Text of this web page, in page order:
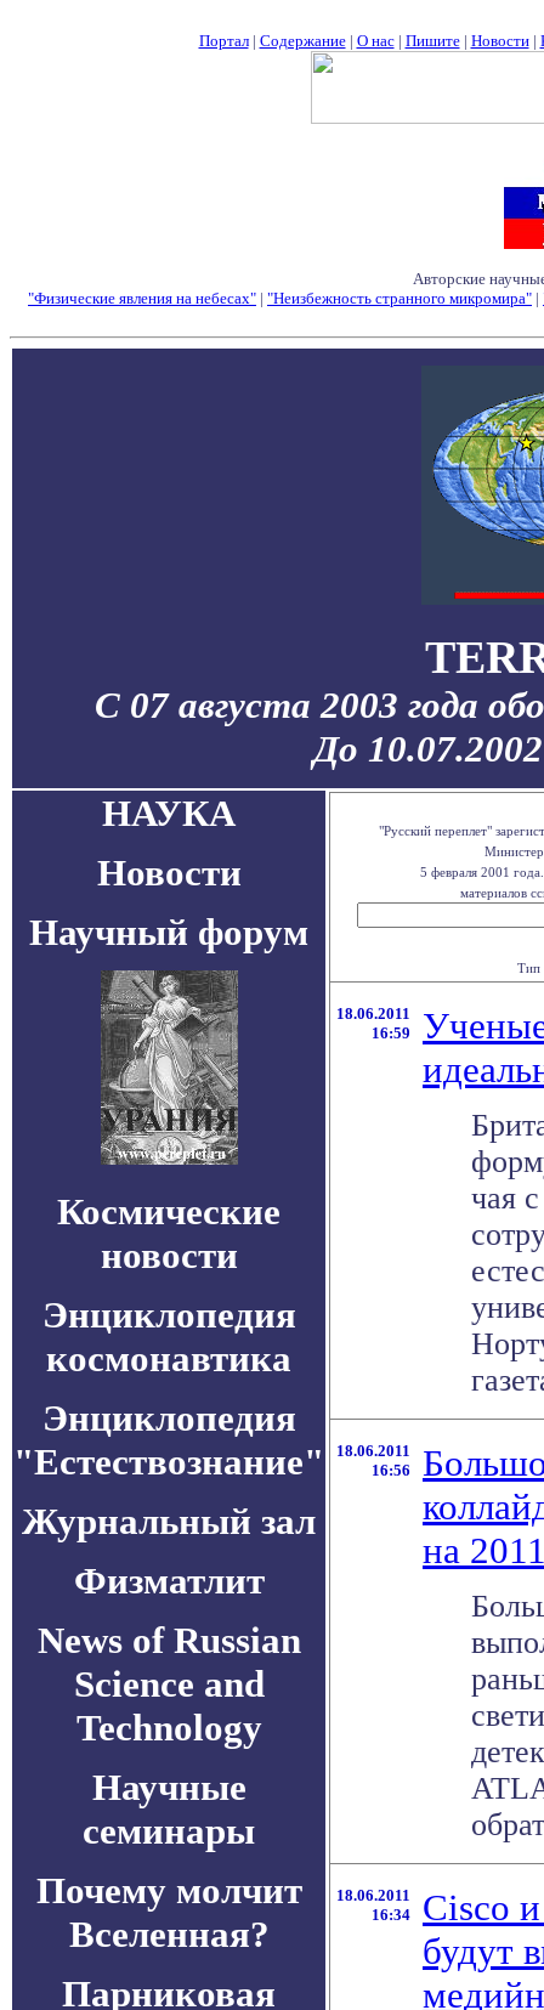
Портал| Содержание| О нас| Пишите| Новости|
Авторские
"Физические явления на небесах" | "Неизбежность странного микромира" |
С 07 августа 2003 года
До
НАУКА
Новости
Научный форум
Космические
новости
Энциклопедия
космонавтика
Энциклопедия
"Естествознание"
Журнальный зал
Физматлит
News of Russian
Science and
Technology
Научные
семинары
Почему молчит
Вселенная?
Парниковая
"Русский переплет"
5 февраля 2001
материалов
Тип
18.06.2011
16:59
чая
18.06.2011
16:56
на
18.06.2011
16:34
Cisco
будут